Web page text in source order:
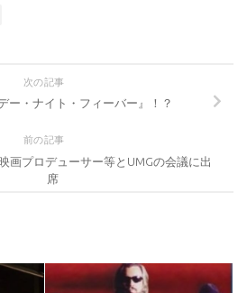
次の記事
ー・ナイト・フィーバー』！？
前の記事
画プロデューサー等とUMGの会議に出
席